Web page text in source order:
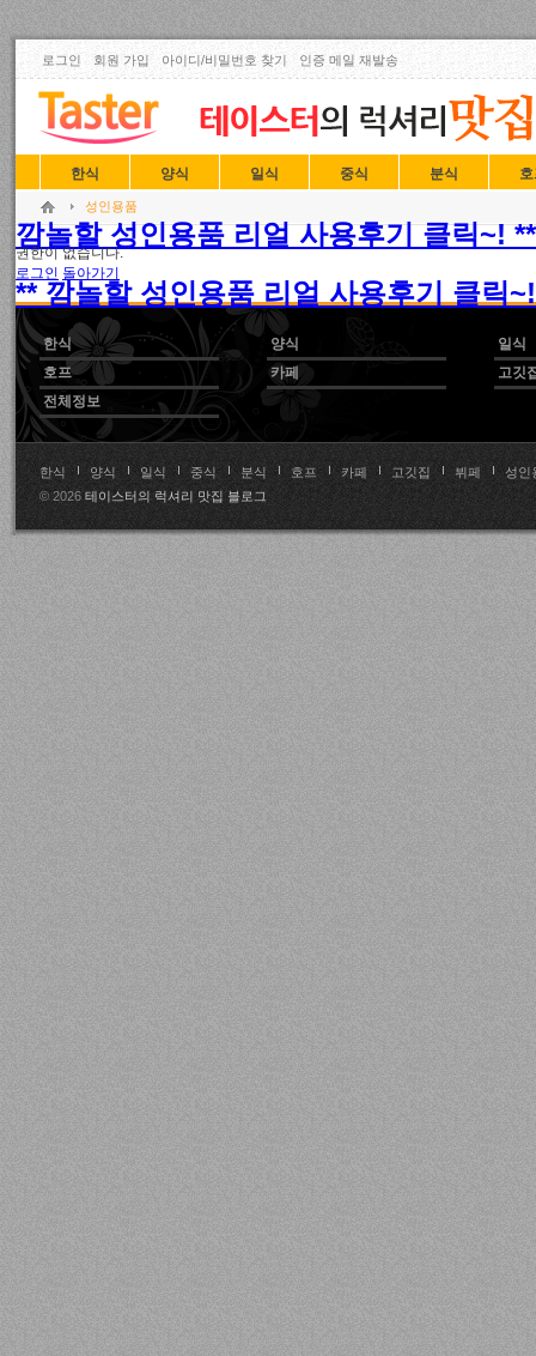
로그인 회원 가입 아이디/비밀번호 찾기 인증 메일 재발송
한식 양식 일식 중식 분식
성인용품
깜놀할 성인용품 리얼 사용후기 클릭~! **
권한이 없습니다.
로그인 돌아가기
** 깜놀할 성인용품 리얼 사용후기 클릭
한식 양식
일식
호프
카페
고깃
전체정보
한식 양식 일식 중식 분식 호프 카페 고깃집 뷔페
성인
© 2026 테이스터의 럭셔리 맛집 블로그